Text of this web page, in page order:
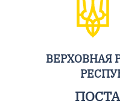
ВЕРХОВНАЯ